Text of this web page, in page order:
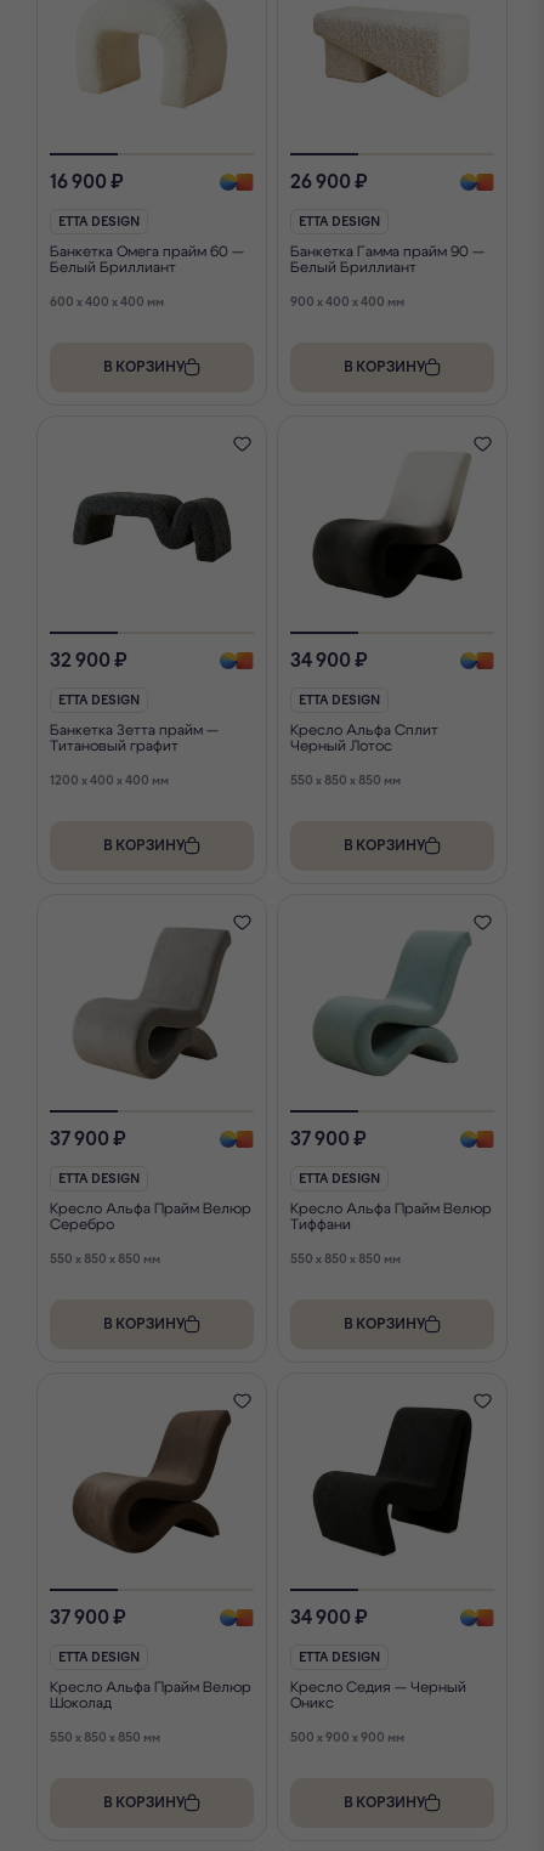
16 900 ₽
ETTA DESIGN
Банкетка Омега прайм 60 —
Белый Бриллиант
600 x 400 x 400 мм
В КОРЗИНУ
26 900 ₽
ETTA DESIGN
Банкетка Гамма прайм 90 —
Белый Бриллиант
900 x 400 x 400 мм
В КОРЗИНУ
32 900 ₽
ETTA DESIGN
Банкетка Зетта прайм —
Титановый графит
1200 x 400 x 400 мм
В КОРЗИНУ
34 900 ₽
ETTA DESIGN
Кресло Альфа Сплит
Черный Лотос
550 x 850 x 850 мм
В КОРЗИНУ
37 900 ₽
ETTA DESIGN
Кресло Альфа Прайм Велюр
Серебро
550 x 850 x 850 мм
В КОРЗИНУ
37 900 ₽
ETTA DESIGN
Кресло Альфа Прайм Велюр
Тиффани
550 x 850 x 850 мм
В КОРЗИНУ
37 900 ₽
ETTA DESIGN
Кресло Альфа Прайм Велюр
Шоколад
550 x 850 x 850 мм
В КОРЗИНУ
34 900 ₽
ETTA DESIGN
Кресло Седия — Черный
Оникс
500 x 900 x 900 мм
В КОРЗИНУ